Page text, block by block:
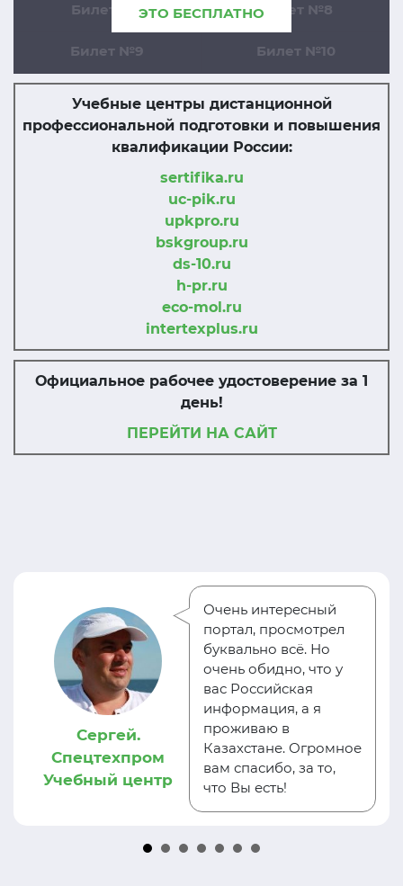
ЭТО БЕСПЛАТНО
Билет №7 Билет №8
Билет №9 Билет №10
Учебные центры дистанционной
профессиональной подготовки и повышения
квалификации России:
sertifika.ru
uc-pik.ru
upkpro.ru
bskgroup.ru
ds-10.ru
h-pr.ru
eco-mol.ru
intertexplus.ru
Официальное рабочее удостоверение за 1
день!
ПЕРЕЙТИ НА САЙТ
Сергей.
Спецтехпром
Учебный центр
Очень интересный
портал, просмотрел
буквально всё. Но
очень обидно, что у
вас Российская
информация, а я
проживаю в
Казахстане. Огромное
вам спасибо, за то,
что Вы есть!